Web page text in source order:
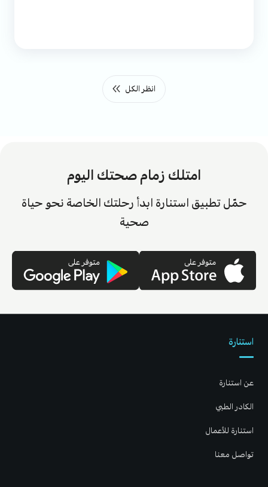
انظر الكل
امتلك زمام صحتك اليوم
حمّل تطبيق استنارة ابدأ رحلتك الخاصة نحو حياة
صحية
استنارة
عن استنارة
الكادر الطبي
استنارة للأعمال
تواصل معنا